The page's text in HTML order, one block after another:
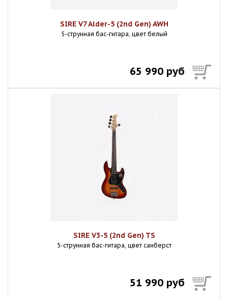
SIRE V7 Alder-5 (2nd Gen) AWH
5-струнная бас-гитара, цвет белый
65 990 руб
SIRE V3-5 (2nd Gen) TS
5-струнная бас-гитара, цвет санберст
51 990 руб